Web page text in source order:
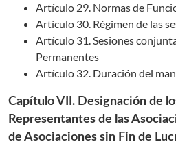
Artículo 29. Normas de
Artículo 30. Régimen de las
Artículo 31. Sesiones
Permanentes
Artículo 32. Duración del
Capítulo VII. Designación de
Representantes de las
de Asociaciones sin Fin de